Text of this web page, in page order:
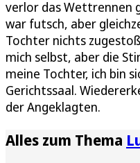
verlor das Wettrennen
war futsch, aber
Tochter nichts
mich selbst, aber die
meine Tochter, ich bin
Gerichtssaal.
der Angeklagten.
Alles zum Thema